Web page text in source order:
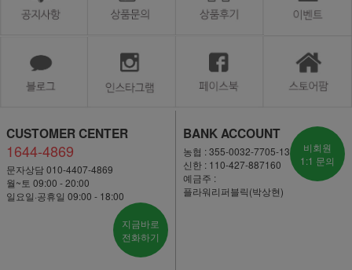
CUSTOMER CENTER
1644-4869
문자상담 010-4407-4869
월~토 09:00 - 20:00
일요일·공휴일 09:00 - 18:00
지금바로
전화하기
BANK ACCOUNT
농협 : 355-0032-7705-13
신한 : 110-427-887160
예금주 :
플라워리퍼블릭(박상현)
비회원
1:1 문의